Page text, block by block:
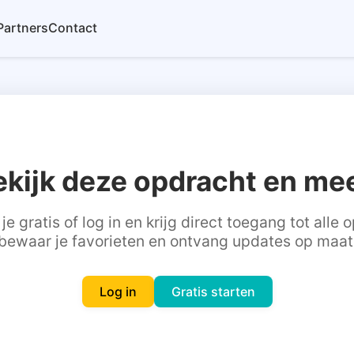
Contact
deze opdracht en
gratis of log in en krijg direct toegang tot alle
je favorieten en ontvang updates op
Log in Gratis starten